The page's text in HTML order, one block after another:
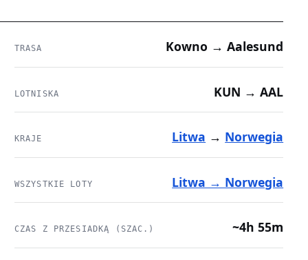
TRASA Kowno → Aalesund
LOTNISKA KUN → AAL
KRAJE Litwa → Norwegia
WSZYSTKIE LOTY Litwa → Norwegia
CZAS Z PRZESIADKĄ (SZAC.) ~4h 55m